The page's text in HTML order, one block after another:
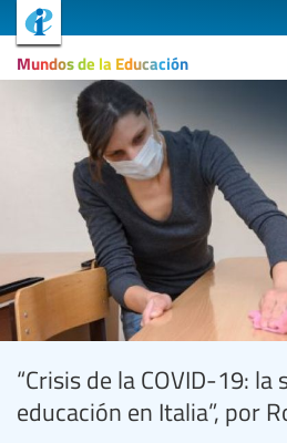
Mundos de la Educación
“Crisis de la COVID-19: la
educación en Italia”, por